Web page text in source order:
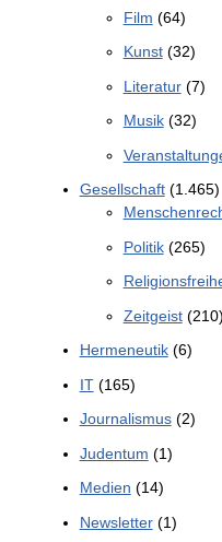
Film (64)
Kunst(32)
Literatur(7)
Musik(32)
Gesellschaft(1.465)
Politik(265)
Zeitgeist(210)
Hermeneutik(6)
IT(165)
Journalismus(2)
Judentum (1)
Medien (14)
Newsletter(1)